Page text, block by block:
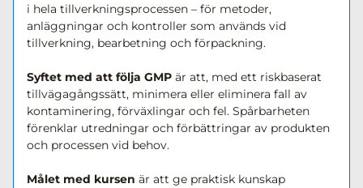
i hela tillverkningsprocessen – för metoder,
anläggningar och kontroller som används vid
tillverkning, bearbetning och förpackning.
Syftet med att följa GMP är att, med ett riskbaserat
tillvägagångssätt, minimera eller eliminera fall av
kontaminering, förväxlingar och fel. Spårbarheten
förenklar utredningar och förbättringar av produkten
och processen vid behov.
Målet med kursen är att ge praktisk kunskap